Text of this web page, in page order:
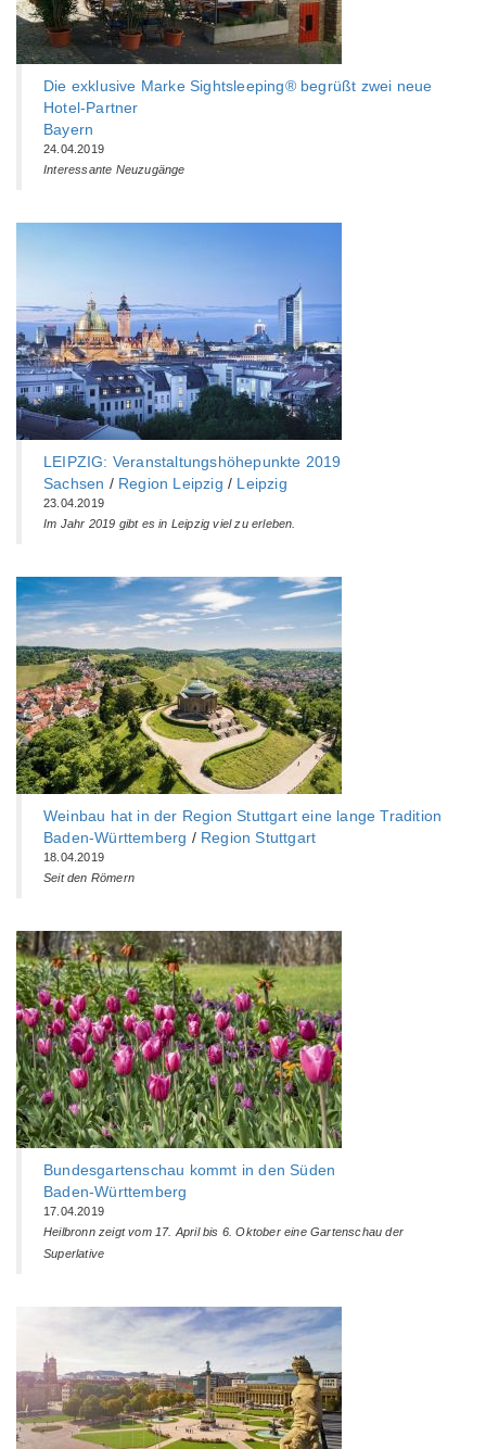
Die exklusive Marke Sightsleeping® begrüßt zwei neue
Hotel-Partner
Bayern
24.04.2019
Interessante Neuzugänge
LEIPZIG: Veranstaltungshöhepunkte 2019
Sachsen / Region Leipzig / Leipzig
23.04.2019
Im Jahr 2019 gibt es in Leipzig viel zu erleben.
Weinbau hat in der Region Stuttgart eine lange Tradition
Baden-Württemberg‎ / Region Stuttgart
18.04.2019
Seit den Römern
Bundesgartenschau kommt in den Süden
Baden-Württemberg‎
17.04.2019
Heilbronn zeigt vom 17. April bis 6. Oktober eine Gartenschau der
Superlative